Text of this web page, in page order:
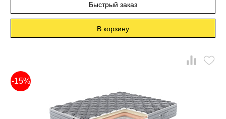
Быстрый заказ
В корзину
-15%